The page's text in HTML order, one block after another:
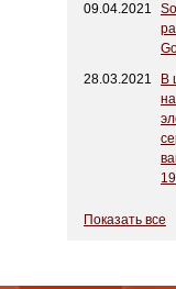
09.04.2021
28.03.2021
В
19
Показать все